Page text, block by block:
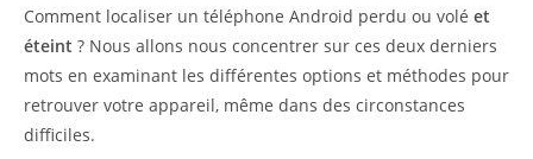
Comment localiser un téléphone Android perdu ou volé et
éteint ? Nous allons nous concentrer sur ces deux derniers
mots en examinant les différentes options et méthodes pour
retrouver votre appareil, même dans des circonstances
difficiles.